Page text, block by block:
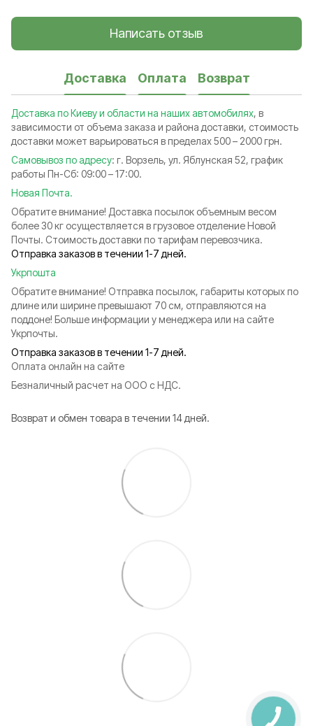
Написать отзыв
Доставка Оплата Возврат
Доставка по Киеву и области на наших автомобилях, в
зависимости от объема заказа и района доставки, стоимость
доставки может варьироваться в пределах 500 – 2000 грн.
Самовывоз по адресу: г. Ворзель, ул. Яблунская 52, график
работы Пн-Сб: 09:00 – 17:00.
Новая Почта.
Обратите внимание! Доставка посылок объемным весом
более 30 кг осуществляется в грузовое отделение Новой
Почты. Стоимость доставки по тарифам перевозчика.
Отправка заказов в течении 1-7 дней.
Укрпошта
Обратите внимание! Отправка посылок, габариты которых по
длине или ширине превышают 70 см, отправляются на
поддоне! Больше информации у менеджера или на сайте
Укрпочты.
Отправка заказов в течении 1-7 дней.
Оплата онлайн на сайте
Безналичный расчет на ООО с НДС.
Возврат и обмен товара в течении 14 дней.